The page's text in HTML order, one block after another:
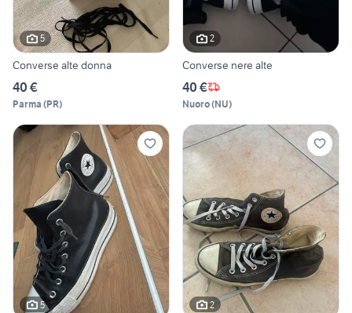
5
Converse alte donna
40 €
Parma (PR)
2
Converse nere alte
40 €
Nuoro(NU)
5 2